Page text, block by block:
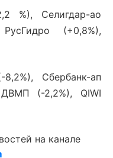
%), Селигдар-ао
(+0,8%),
Сбербанк-ап
(-2,2%), QIWI
на канале